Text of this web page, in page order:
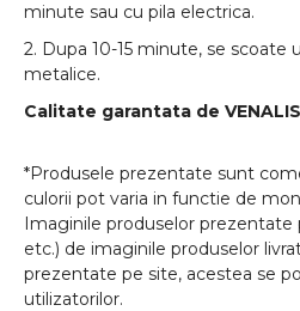
minute sau cu pila electrica.
2. Dupa 10-15 minute, se
metalice.
Calitate garantata de
*Produsele prezentate sunt
culorii pot varia in functie de
Imaginile produselor
etc.) de imaginile produselor
prezentate pe site, acestea se
utilizatorilor.